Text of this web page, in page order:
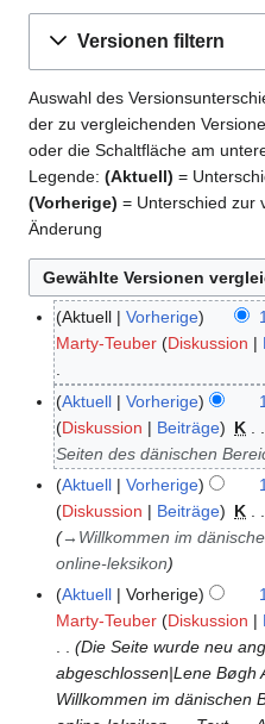
Versionen filtern
Auswahl des
der zu vergleichenden
oder die Schaltfläche am
Legende: (Aktuell) =
(Vorherige) = Unterschied zur
Änderung
1
A
Aktuell Vorherige
Marty-Teuber
Diskussion
K
e
i
n
e
B
e
r
b
e
i
t
6
p
Aktuell Vorherige
Diskussion
Beiträge K
Seiten des dänischen
Aktuell
Vorherige
Diskussion
Beiträge K
→ Willkommen im
online-leksikon
7
Aktuell Vorherige
Marty-Teuber
Diskussion
Die Seite wurde neu
abgeschlossen|Lene Bøgh
Willkommen im dänischen